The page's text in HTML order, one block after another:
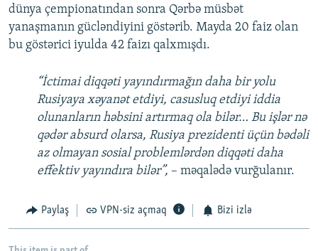
dünya çempionatından sonra Qərbə müsbət
yanaşmanın gücləndiyini göstərib. Mayda 20 faiz olan
bu göstərici iyulda 42 faizı qalxmışdı.
“İctimai diqqəti yayındırmağın daha bir yolu
Rusiyaya xəyanət etdiyi, casusluq etdiyi iddia
olunanların həbsini artırmaq ola bilər… Bu işlər nə
qədər absurd olarsa, Rusiya prezidenti üçün bədəli
az olmayan sosial problemlərdən diqqəti daha
effektiv yayındıra bilər”, – məqalədə vurğulanır.
Paylaş VPN-siz açmaq Bizi izlə